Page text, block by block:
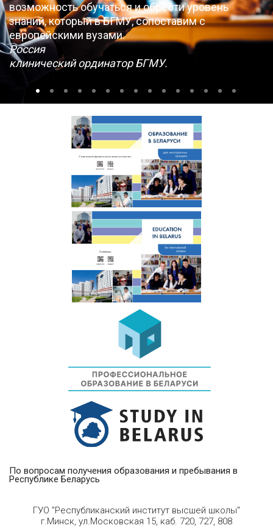
возможность обучаться и обрести уровень
знаний, который в БГМУ, сопоставим с
европейскими вузами.
Россия
клинический ординатор БГМУ.
По вопросам получения образования и пребывания в
Республике Беларусь
ГУО "Республиканский институт высшей школы"
г.Минск, ул.Московская 15, каб. 720, 727, 808